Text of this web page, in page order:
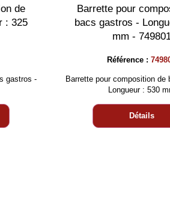
de
: 325
gastros -
Barrette pour
bacs gastros -
mm -
Référence :
Barrette pour composition de
Longueur : 530
Détails